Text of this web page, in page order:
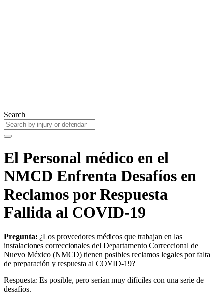
Search
El Personal médico en el
NMCD Enfrenta Desafíos en
Reclamos por Respuesta
Fallida al COVID-19
Pregunta: ¿Los proveedores médicos que trabajan en las
instalaciones correccionales del Departamento Correccional de
Nuevo México (NMCD) tienen posibles reclamos legales por falta
de preparación y respuesta al COVID-19?
Respuesta: Es posible, pero serían muy difíciles con una serie de
desafíos.